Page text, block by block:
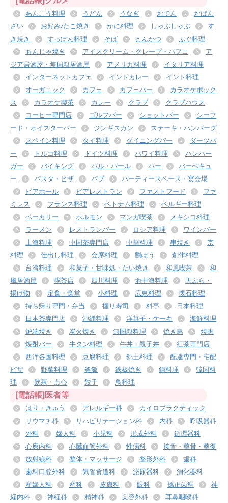
あんこう料理 うどん うなぎ おでん
おばん
ざい
お好み/たこ焼き かに料理 しゃぶしゃぶ
す
き焼き
すっぽん料理 そば とんかつ
ふぐ料理
もんじゃ焼き
アイスクリーム・クレープ・パフェ
ア
ジア居酒屋・無国籍居酒屋
アメリカ料理
イタリア料理
インターネットカフェ
インドカレー
インド料理
オーガニック
カフェ カフェバー
カラオケボック
ス
カラオケ喫茶 カレー クラブ
クラブハウス
コーヒー専門店
ゴルフバー ショットバー
シーフ
ード・オイスターバー
ジンギスカン
ステーキ・ハンバーグ
スペイン料理
タイ料理 ダイニングバー
ダーツバ
ー
トルコ料理 ドイツ料理 ハワイ料理
ハンバー
ガー
バイキング バル・バール バー
バーベキュ
ー
パスタ・ピザ パブ
パーティースペース・宴会場
ビアホール
ビアレストラン ファストフード
ファ
ミレス
フランス料理 ベトナム料理
ベルギー料理
ベーカリー
ホルモン マンガ喫茶
メキシコ料理
ラーメン
レストランバー ロシア料理
ワインバー
上海料理
中国茶専門店 中華料理 串焼き
京
料理
仕出し料理 会席料理 割ぽう
創作料理
台湾料理
和菓子・甘味処・たい焼き 和風喫茶
和
風居酒屋
喫茶店 四川料理 地中海料理
天ぷら・
揚げ物
定食・食堂 小料理 広東料理
懐石料理
持ち帰り専門・弁当
握り寿司 料亭
日本料理
日本茶専門店
沖縄料理 洋菓子・ケーキ
海鮮料理
炉端焼き
炭火焼き 無国籍料理 焼き鳥
焼肉
焼酎バー
牛タン料理 牛丼・親子丼
紅茶専門店
西洋各国料理
豆腐料理 郷土料理
配達専門・宅配
ピザ
野菜料理 釜飯 鉄板焼き 鍋料理
韓国料
理
飲茶・点心 餃子 鳥料理
[電話帳]医者等
はり・きゅう アレルギー科
カイロプラクティック
リウマチ科
リハビリテーション科 内科
呼吸器科
外科
婦人科 小児科 形成外科
循環器科
心療内科
心臓血管外科 性病科
接骨・整骨・整復
放射線科
整体・マッサージ 整形外科
歯科
歯科口腔外科
気管食道科 泌尿器科
消化器科
産婦人科
産科 皮膚科 眼科 矯正歯科
神
経内科
神経科 精神科 美容外科
耳鼻咽喉科